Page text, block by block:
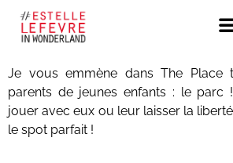
Je vous emmène dans The
parents de jeunes enfants : le
jouer avec eux ou leur laisser la
le spot parfait !